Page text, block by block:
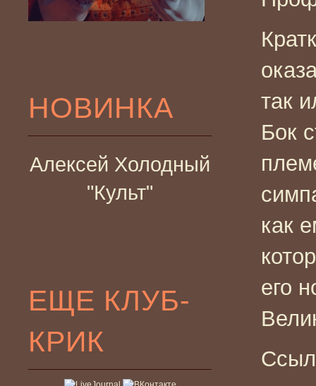
НОВИНКА
Алексей Холодный
"Культ"
ЕЩЕ КЛУБ-
КРИК
так
Бок
как
его